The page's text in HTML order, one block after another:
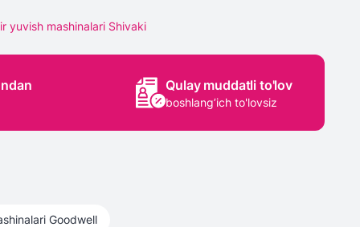
yuvish mashinalari Shivaki
Qulay muddatli to'lov
boshlang’ich to'lovsiz
Goodwell